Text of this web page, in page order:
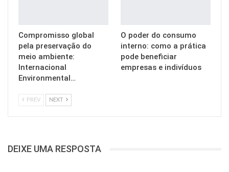
Compromisso global
pela preservação do
meio ambiente:
Internacional
Environmental…
O poder do consumo
interno: como a prática
pode beneficiar
empresas e indivíduos
PREV NEXT
DEIXE UMA RESPOSTA